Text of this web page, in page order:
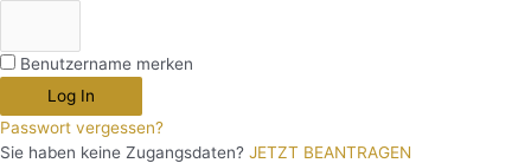
Benutzername merken
Log In
Passwort vergessen?
Sie haben keine Zugangsdaten? JETZT BEANTRAGEN